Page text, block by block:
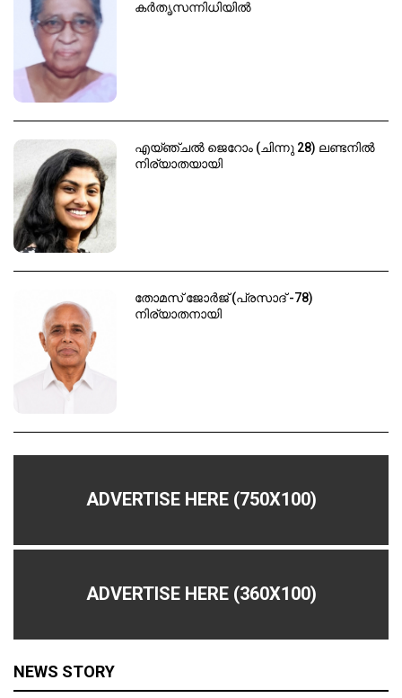
കർതൃസന്നിധിയിൽ
എയ്ഞ്ചൽ ജെറോം (ചിന്നു 28) ലണ്ടനിൽ
നിര്യാതയായി
തോമസ് ജോർജ് (പ്രസാദ് -78)
നിര്യാതനായി
ADVERTISE HERE (750X100)
ADVERTISE HERE (360X100)
NEWS STORY